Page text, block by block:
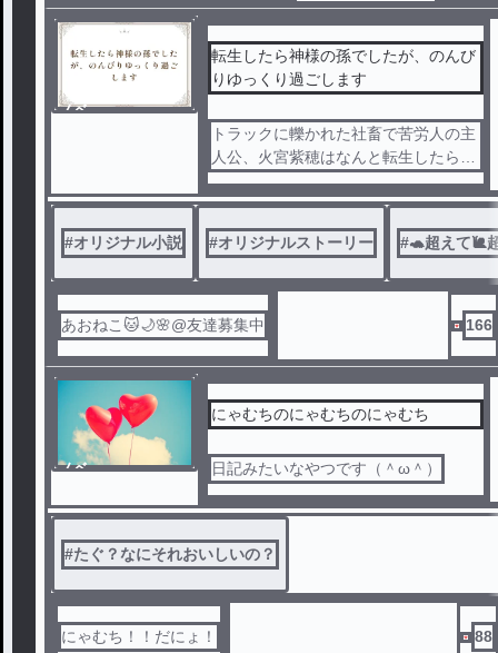
ノベ
転生したら神様の孫でしたが、のんび
りゆっくり過ごします
トラックに轢かれた社畜で苦労人の主
人公、火宮紫穂はなんと転生したら神
様の孫“サーニャ・ヴィルノ”だった！
？ゆっくり過ごす為に自分専用チート
スキルを使って人々を救ったり粛清し
たり！のんびりダラダラチートストー
リー開幕！
#オリジナル小説 #オリジナルストーリー #🐢超えて🐌
あおねこ🐱🌙🌸@友達募集中 166
ノベ
にゃむちのにゃむちのにゃむち
日記みたいなやつです（＾ω＾）
#たぐ？なにそれおいしいの？
にゃむち！！だにょ！ 88